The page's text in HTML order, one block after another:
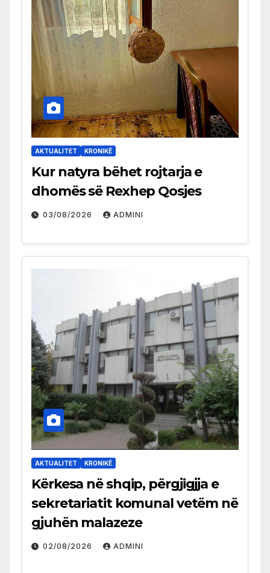
AKTUALITET KRONIKË
Kur natyra bëhet rojtarja e
dhomës së Rexhep Qosjes
03/08/2026 ADMINI
AKTUALITET KRONIKË
Kërkesa në shqip, përgjigjja e
sekretariatit komunal vetëm në
gjuhën malazeze
02/08/2026 ADMINI